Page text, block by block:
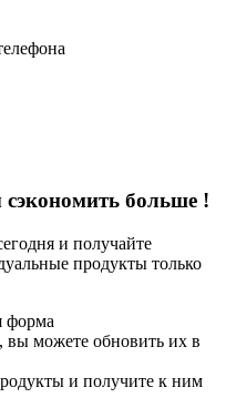
сэкономить больше !
и получайте
продукты только
форма
можете обновить их в
и получите к ним